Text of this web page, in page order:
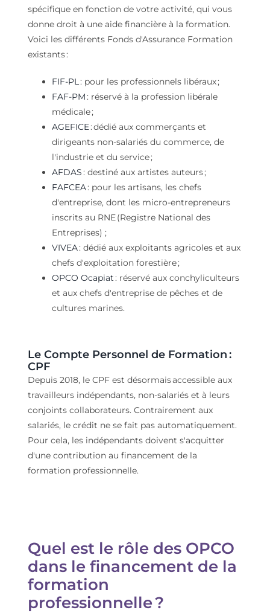
spécifique en fonction de votre activité, qui vous
donne droit à une aide financière à la formation.
Voici les différents Fonds d'Assurance Formation
existants :
FIF-PL: pour les professionnels libéraux ;
FAF-PM: réservé à la profession libérale
médicale ;
AGEFICE: dédié aux commerçants et
dirigeants non-salariés du commerce, de
l'industrie et du service ;
AFDAS: destiné aux artistes auteurs ;
FAFCEA: pour les artisans, les chefs
d'entreprise, dont les micro-entrepreneurs
inscrits au RNE (Registre National des
Entreprises) ;
VIVEA: dédié aux exploitants agricoles et aux
chefs d'exploitation forestière ;
OPCO Ocapiat: réservé aux conchyliculteurs
et aux chefs d'entreprise de pêches et de
cultures marines.
Le Compte Personnel de Formation:
CPF
Depuis 2018, le CPFest désormais accessibleaux
travailleurs indépendants, non-salariés et à leurs
conjoints collaborateurs. Contrairement aux
salariés, le crédit ne se fait pas automatiquement.
Pour cela, les indépendants doivent s'acquitter
d'une contribution au financement de la
formation professionnelle.
Quel est le rôle des OPCO
dans le financement de la
formation
professionnelle?